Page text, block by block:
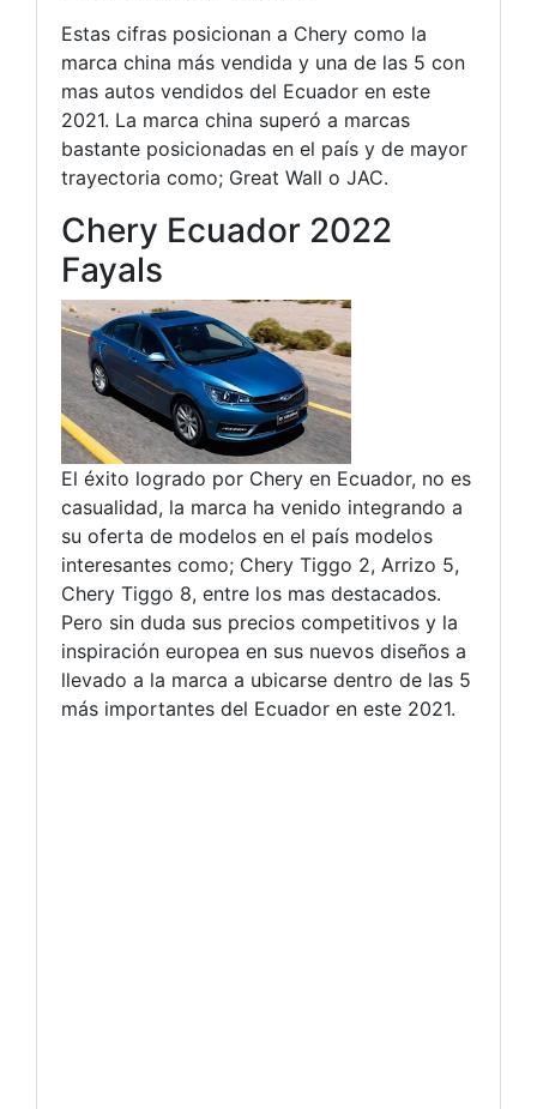
Estas cifras posicionan a Chery como la
marca china más vendida y una de las 5 con
mas autos vendidos del Ecuador en este
2021. La marca china superó a marcas
bastante posicionadas en el país y de mayor
trayectoria como; Great Wall o JAC.
Chery Ecuador 2022
Fayals
El éxito logrado por Chery en Ecuador, no es
casualidad, la marca ha venido integrando a
su oferta de modelos en el país modelos
interesantes como; Chery Tiggo 2, Arrizo 5,
Chery Tiggo 8, entre los mas destacados.
Pero sin duda sus precios competitivos y la
inspiración europea en sus nuevos diseños a
llevado a la marca a ubicarse dentro de las 5
más importantes del Ecuador en este 2021.